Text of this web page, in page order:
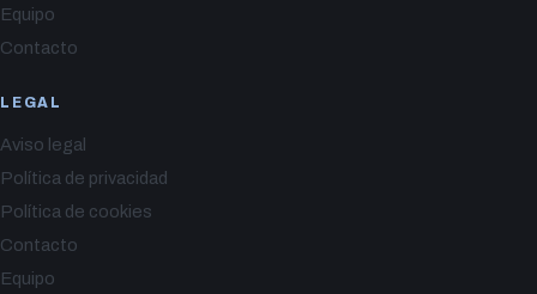
Equipo
Contacto
LEGAL
Aviso legal
Política de privacidad
Política de cookies
Contacto
Equipo